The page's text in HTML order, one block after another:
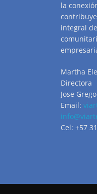
la
integral
Martha
Directora
Jose
Email:
Cel: +57